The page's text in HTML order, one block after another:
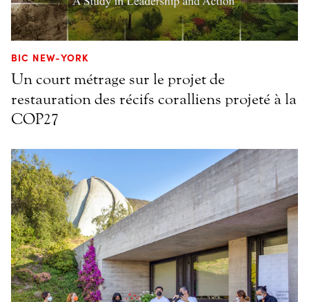
BIC NEW-YORK
Un court métrage sur le projet de
restauration des récifs coralliens projeté à la
COP27